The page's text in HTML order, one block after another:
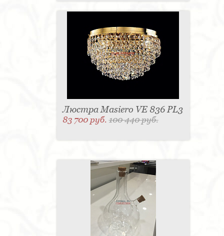
Люстра Masiero VE 836 PL3
83 700 руб.100 440 руб.